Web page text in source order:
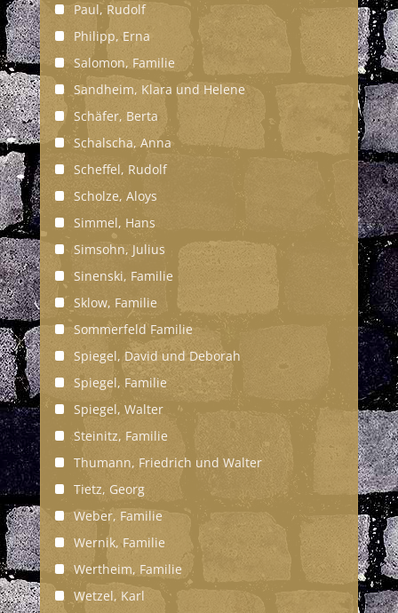
Paul, Rudolf
Philipp, Erna
Salomon, Familie
Sandheim, Klara und Helene
Schäfer, Berta
Schalscha, Anna
Scheffel, Rudolf
Scholze, Aloys
Simmel, Hans
Simsohn, Julius
Sinenski, Familie
Sklow, Familie
Sommerfeld Familie
Spiegel, David und Deborah
Spiegel, Familie
Spiegel, Walter
Steinitz, Familie
Thumann, Friedrich und Walter
Tietz, Georg
Weber, Familie
Wernik, Familie
Wertheim, Familie
Wetzel, Karl